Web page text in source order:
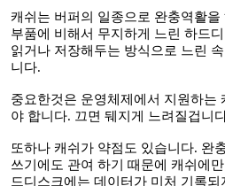
캐쉬는 버퍼의 일종으로 완충역활
부품에 비해서 무지하게 느린 하드
읽거나 저장해두는 방식으로 느린
니다.
중요한것은 운영체제에서 지원하는
야 합니다. 끄면 뒈지게 느려질겁니
또하나 캐쉬가 약점도 있습니다. 완
쓰기에도 관여 하기 때문에 캐쉬에
드디스크에는 데이터가 미처 기록되